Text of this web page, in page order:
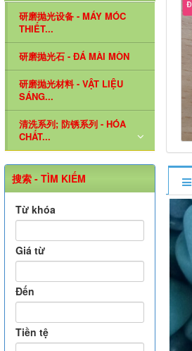
研磨抛光设备 - MÁY MÓC
THIẾT...
研磨抛光石 - ĐÁ MÀI MÒN
研磨抛光材料 - VẬT LIỆU
SÁNG...
清洗系列; 防锈系列 - HÓA
CHẤT...
搜索 - TÌM KIẾM
Từ khóa
Giá từ
Đến
Tiền tệ